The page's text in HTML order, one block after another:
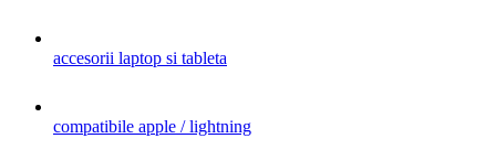
accesorii laptop si tableta
compatibile apple / lightning